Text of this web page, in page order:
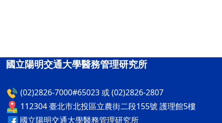
國立陽明交通大學醫務管理研究所
(02)2826-7000#65023 或 (02)2826-2807
112304 臺北市北投區立農街二段155號 護理館5樓
國立陽明交通大學醫務管理研究所